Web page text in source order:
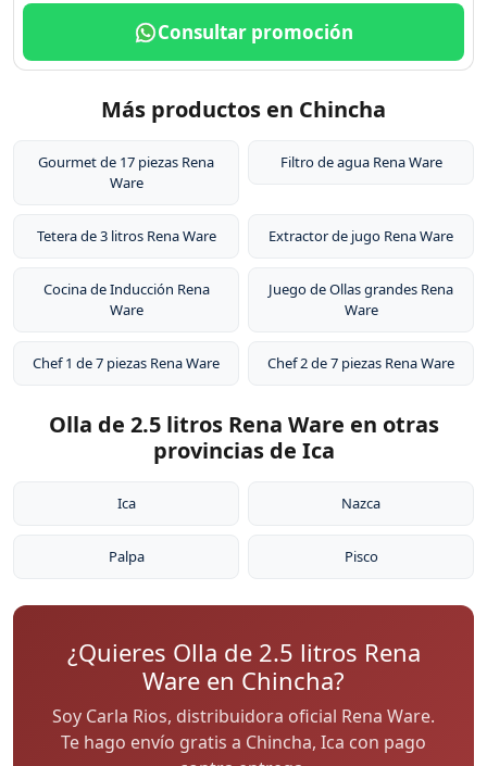
Consultar promoción
Más productos en Chincha
Gourmet de 17 piezas Rena
Ware
Filtro de agua Rena Ware
Tetera de 3 litros Rena Ware Extractor de jugo Rena Ware
Cocina de Inducción Rena
Ware
Juego de Ollas grandes Rena
Ware
Chef 1 de 7 piezas Rena Ware Chef 2 de 7 piezas Rena Ware
Olla de 2.5 litros Rena Ware en otras
provincias de Ica
Ica Nazca
Palpa Pisco
¿Quieres Olla de 2.5 litros Rena
Ware en Chincha?
Soy Carla Rios, distribuidora oficial Rena Ware.
Te hago envío gratis a Chincha, Ica con pago